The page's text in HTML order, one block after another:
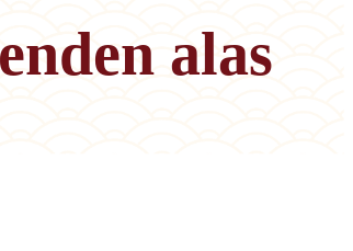
alas